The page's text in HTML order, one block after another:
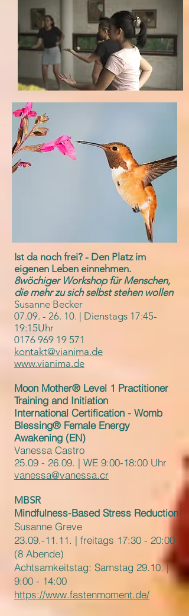
Ist da noch frei? - Den Platz im
eigenen Leben einnehmen.
8wöchiger Workshop für Menschen,
die mehr zu sich selbst stehen wollen
Susanne Becker
07.09. - 26. 10.
| Dienstags 17:45-
19:15Uhr
0176 969 19 571
kontakt@vianima.de
www.vianima.de
Moon Mother® Level 1 Practitioner
Training and Initiation
International Certification - Womb
Blessing® Female Energy
Awakening (EN)
Vanessa Castro
25.09 - 26.09. | WE 9:00-18:00 Uhr
vanessa@vanessa.cr
MBSR
Mindfulness-Based Stress Reduction
Susanne Greve
23.09.-11.11. | freitags 17:30 - 20:00
(8 Abende)
Achtsamkeitstag: Samstag 29.10. |
9:00 - 14:00
https://www.fastenmoment.de/